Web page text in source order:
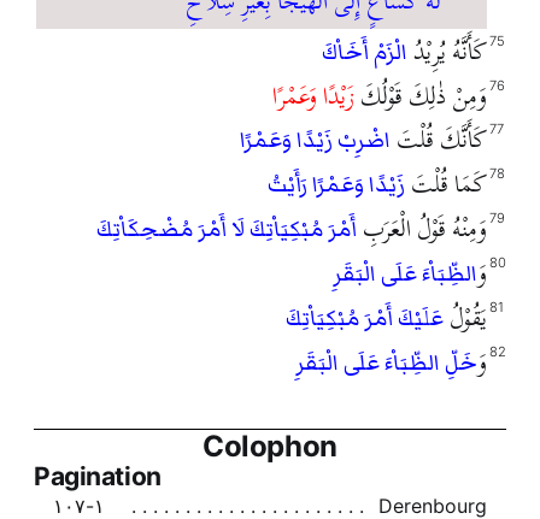
كَأَنَّهُ يُرِيْدُ الْزَمْ أَخَاْكَ 75
وَمِنْ ذٰلِكَ قَوْلُكَزَيْدًا وَعَمْرًا 76
كَأَنَّكَ قُلْتَ اضْرِبْ زَيْدًا وَعَمْرًا 77
كَمَا قُلْتَ زَيْدًا وَعَمْرًا رَأَيْتُ 78
وَمِنْهُ قَوْلُ الْعَرَبِ أَمْرَ مُبْكِيَاْتِكَ لَا أَمْرَ مُضْحِكَاْتِكَ 79
وَالظِّبَاْءَ عَلَى الْبَقَرِ 80
يَقُوْلُ عَلَيْكَ أَمْرَ مُبْكِيَاْتِكَ 81
وَخَلِّ الظِّبَاْءَ عَلَى الْبَقَرِ 82
Colophon
Pagination
Derenbourg
١-١٠٧